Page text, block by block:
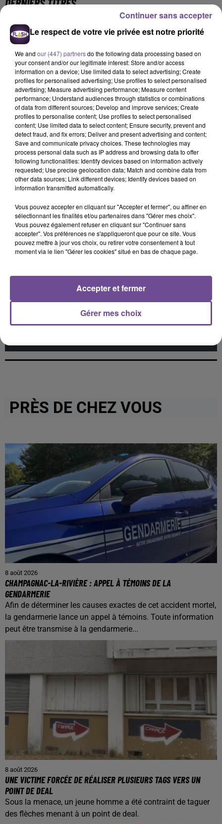
14h18
14h18
Pink Feat. Nate Ruess
Just Give Me A
Reason
TEDDY SWIMS
Mr Know It All
DAMIANO DAVID
The First Time
14h07
14h07
TOVE LO X STROMAE
Des Fleurs
14h03
14h03
JAMES ARTHUR
Impossible
14h00
14h00
CHRISTOPHE MAÉ
La Lune
Cet élément est masqué compte-tenu du refus du
dépôt de cookies que vous avez exprimé. Si vous
en cliquant sur le bouton ci-dessous.
PRÈS DE CHEZ VOUS
8 août 2026
CHAMPAGNAC-LA-RIVIÈRE : APPEL À TÉMOINS DE LA
GENDARMERIE
Afin de déterminer les causes exactes de cet accident mortel,
la gendarmerie lance un appel à témoins. Toute information
peut être transmise à la gendarmerie...
8 août 2026
UNE VICTIME FORCÉE DE RÉALISER PLUSIEURS TAGS VERS UN
POINT DE DEAL
Sous la menace, un jeune homme a été contraint de taguer
des flèches menant à un point de deal.
Le respect de votre vie privée est notre priorité
We and our (447) partnersdo the following data processing based on
your consent and/or our legitimate interest: Store and/or access
information on a device; Use limited data to select advertising; Create
profiles for personalised advertising; Use profiles to select personalised
advertising; Measure advertising performance; Measure content
performance; Understand audiences through statistics or combinations
of data from different sources; Develop and improve services; Create
profiles to personalise content; Use profiles to select personalised
content; Use limited data to select content; Ensure security, prevent and
detect fraud, and fix errors; Deliver and present advertising and content;
Save and communicate privacy choices. These technologies may
process personal data such as IP address and browsing data to offer
following functionalities: Identify devices based on information actively
requested; Use precise geolocation data; Match and combine data from
other data sources; Link different devices; Identify devices based on
information transmitted automatically.
Vous pouvez accepter en cliquant sur "Accepter et fermer", ou affiner en
sélectionnant les finalités et/ou partenaires dans "Gérer mes choix".
Vous pouvez également refuser en cliquant sur "Continuer sans
accepter". Vos préférences ne s'appliqueront que pour ce site. Vous
pouvez mettre à jour vos choix, ou retirer votre consentement à tout
moment via le lien "Gérer les cookies" situé en bas de chaque page.
Gérer mes choix
Accepter et fermer
Continuer sans accepter